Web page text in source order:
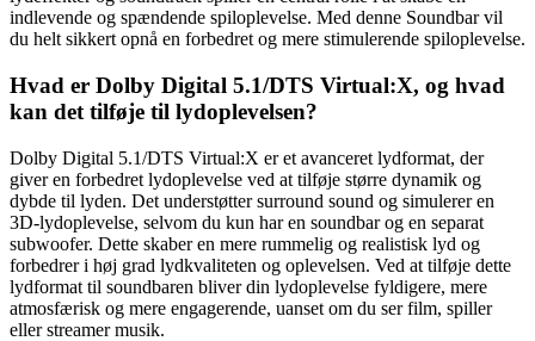
indlevende og spændende spiloplevelse. Med denne Soundbar vil
du helt sikkert opnå en forbedret og mere stimulerende spiloplevelse.
Hvad er Dolby Digital 5.1/DTS Virtual:X, og hvad
kan det tilføje til lydoplevelsen?
Dolby Digital 5.1/DTS Virtual:X er et avanceret lydformat, der
giver en forbedret lydoplevelse ved at tilføje større dynamik og
dybde til lyden. Det understøtter surround sound og simulerer en
3D-lydoplevelse, selvom du kun har en soundbar og en separat
subwoofer. Dette skaber en mere rummelig og realistisk lyd og
forbedrer i høj grad lydkvaliteten og oplevelsen. Ved at tilføje dette
lydformat til soundbaren bliver din lydoplevelse fyldigere, mere
atmosfærisk og mere engagerende, uanset om du ser film, spiller
eller streamer musik.